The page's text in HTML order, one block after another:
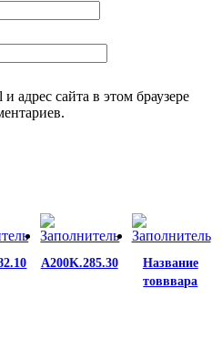
адрес сайта в этом браузере
A200K.285.30
Название
товввара